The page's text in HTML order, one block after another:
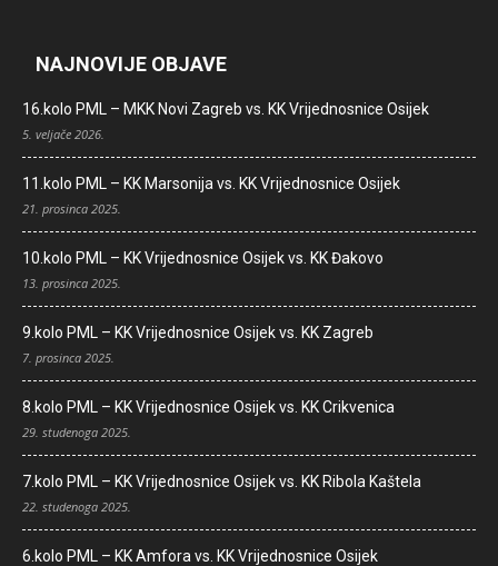
NAJNOVIJE OBJAVE
16.kolo PML – MKK Novi Zagreb vs. KK Vrijednosnice Osijek
5. veljače 2026.
11.kolo PML – KK Marsonija vs. KK Vrijednosnice Osijek
21. prosinca 2025.
10.kolo PML – KK Vrijednosnice Osijek vs. KK Đakovo
13. prosinca 2025.
9.kolo PML – KK Vrijednosnice Osijek vs. KK Zagreb
7. prosinca 2025.
8.kolo PML – KK Vrijednosnice Osijek vs. KK Crikvenica
29. studenoga 2025.
7.kolo PML – KK Vrijednosnice Osijek vs. KK Ribola Kaštela
22. studenoga 2025.
6.kolo PML – KK Amfora vs. KK Vrijednosnice Osijek